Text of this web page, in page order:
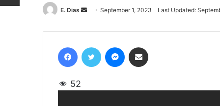
E. Dias
Send
email
September 1, 2023 Last Updated:
52